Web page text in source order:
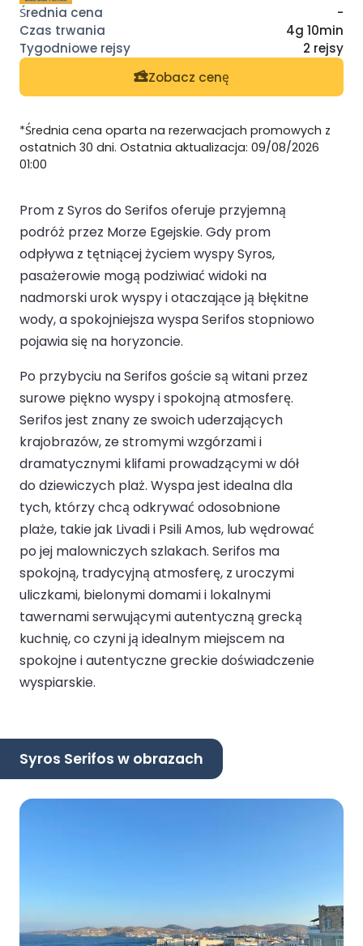
-
4g 10min
2 rejsy
Zobacz cenę
*Średnia cena oparta na rezerwacjach promowych z
ostatnich 30 dni. Ostatnia aktualizacja: 09/08/2026
01:00
Prom z Syros do Serifos oferuje przyjemną
podróż przez Morze Egejskie. Gdy prom
odpływa z tętniącej życiem wyspy Syros,
pasażerowie mogą podziwiać widoki na
nadmorski urok wyspy i otaczające ją błękitne
wody, a spokojniejsza wyspa Serifos stopniowo
pojawia się na horyzoncie.
Po przybyciu na Serifos goście są witani przez
surowe piękno wyspy i spokojną atmosferę.
Serifos jest znany ze swoich uderzających
krajobrazów, ze stromymi wzgórzami i
dramatycznymi klifami prowadzącymi w dół
do dziewiczych plaż. Wyspa jest idealna dla
tych, którzy chcą odkrywać odosobnione
plaże, takie jak Livadi i Psili Amos, lub wędrować
po jej malowniczych szlakach. Serifos ma
spokojną, tradycyjną atmosferę, z uroczymi
uliczkami, bielonymi domami i lokalnymi
tawernami serwującymi autentyczną grecką
kuchnię, co czyni ją idealnym miejscem na
spokojne i autentyczne greckie doświadczenie
wyspiarskie.
Syros Serifos w obrazach